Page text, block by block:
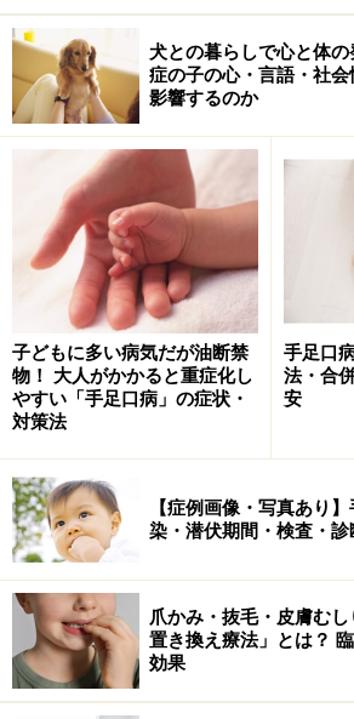
ミルクのカスのような白い苔状のものが
の可能性があります
鵞口瘡・口腔カンジダ症になると、
が口内の粘膜に付着します。見た目
うな感じで、こすっても取れません
ある頬の粘膜や歯肉、舌などに白苔
欲が落ちたり、口の痛みが出ること
状のことが多い病気です。乳幼児の
判りにくいですが、機嫌の悪さが1
ともあります。
口腔カンジダ症・鵞口瘡の
でカビが繁殖するのか
口の中は、常在菌と言う細菌と唾
で、本来はカビが繁殖しにくいもの
環境が下記で示すような原因で崩れ
やすくなります。
犬との暮らしで心と体
症の子の心・言語・社
影響するのか
子どもに多い病気だが油断禁
物！ 大人がかかると重症化し
やすい「手足口病」の症状・
対策法
手足口
法・合
安
【症例画像・写真あり
染・潜伏期間・検査・診
爪かみ・抜毛・皮膚む
置き換え療法」とは？
効果